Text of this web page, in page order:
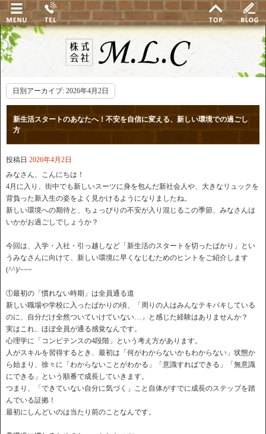
日別アーカイブ: 2026年4月2日
新生活スタートのあなたへ！不安を自信に変える、新しい環境での過ごし
方
投稿日 2026年4月2日
みなさん、こんにちは！
4月に入り、街中でも新しいスーツに身を包んだ新社会人や、大きなリュックを
背負った新入生の姿をよく見かけるようになりましたね。
新しい環境への期待と、ちょっぴりの不安が入り混じるこの季節、みなさんは
いかがお過ごしでしょうか？
今回は、入学・入社・引っ越しなど「新生活のスタートを切ったばかり」とい
うみなさんに向けて、新しい環境に早くなじむためのヒントをご紹介します
(^^)/~~~
①最初の「慣れない時期」は全員通る道
新しい職場や学校に入ったばかりの頃、「周りの人はみんなテキパキしている
のに、自分だけ全然ついていけていない…」と感じた経験はありませんか？
実はこれ、ほぼ全員が通る感覚なんです。
心理学に「コンピテンスの4段階」という考え方があります。
人がスキルを習得するとき、最初は「何がわからないかもわからない」状態か
ら始まり、徐々に「わからないことがわかる」「意識すればできる」「無意識
にできる」という順番で成長していきます。
つまり、「できていない自分に気づく」こと自体がすでに成長のステップを踏
んでいる証拠！
最初にしんどいのは当たり前のことなんです。